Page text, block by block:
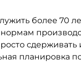
более 70